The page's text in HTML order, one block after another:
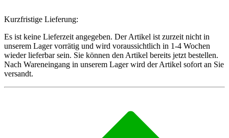
Kurzfristige Lieferung:
Es ist keine Lieferzeit angegeben. Der Artikel ist zurzeit nicht in
unserem Lager vorrätig und wird voraussichtlich in 1-4 Wochen
wieder lieferbar sein. Sie können den Artikel bereits jetzt bestellen.
Nach Wareneingang in unserem Lager wird der Artikel sofort an Sie
versandt.